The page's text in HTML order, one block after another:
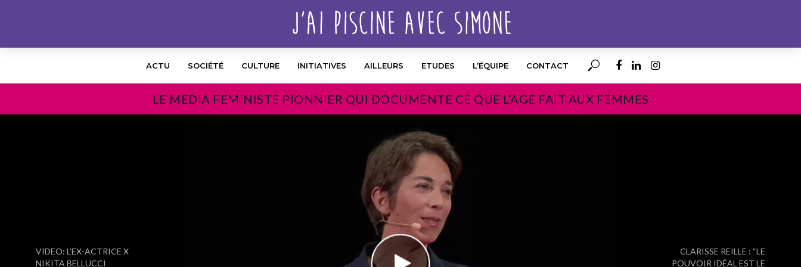
ACTU SOCIÉTÉ CULTURE INITIATIVES AILLEURS ETUDES L’ÉQUIPE CONTACT
LE MEDIA FEMINISTE PIONNIER QUI DOCUMENTE CE QUE L’AGE FAIT AUX FEMMES
VIDEO: L’EX-ACTRICE X
NIKITA BELLUCCI
CLARISSE REILLE : “LE
POUVOIR IDÉAL EST LE